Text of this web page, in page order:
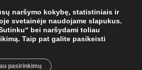
ARBA EL. P.
naršymo kokybę, statistiniais ir
svetainėje naudojame slapukus.
bei naršydami toliau
Taip pat galite pasikeisti
pasirinkimų